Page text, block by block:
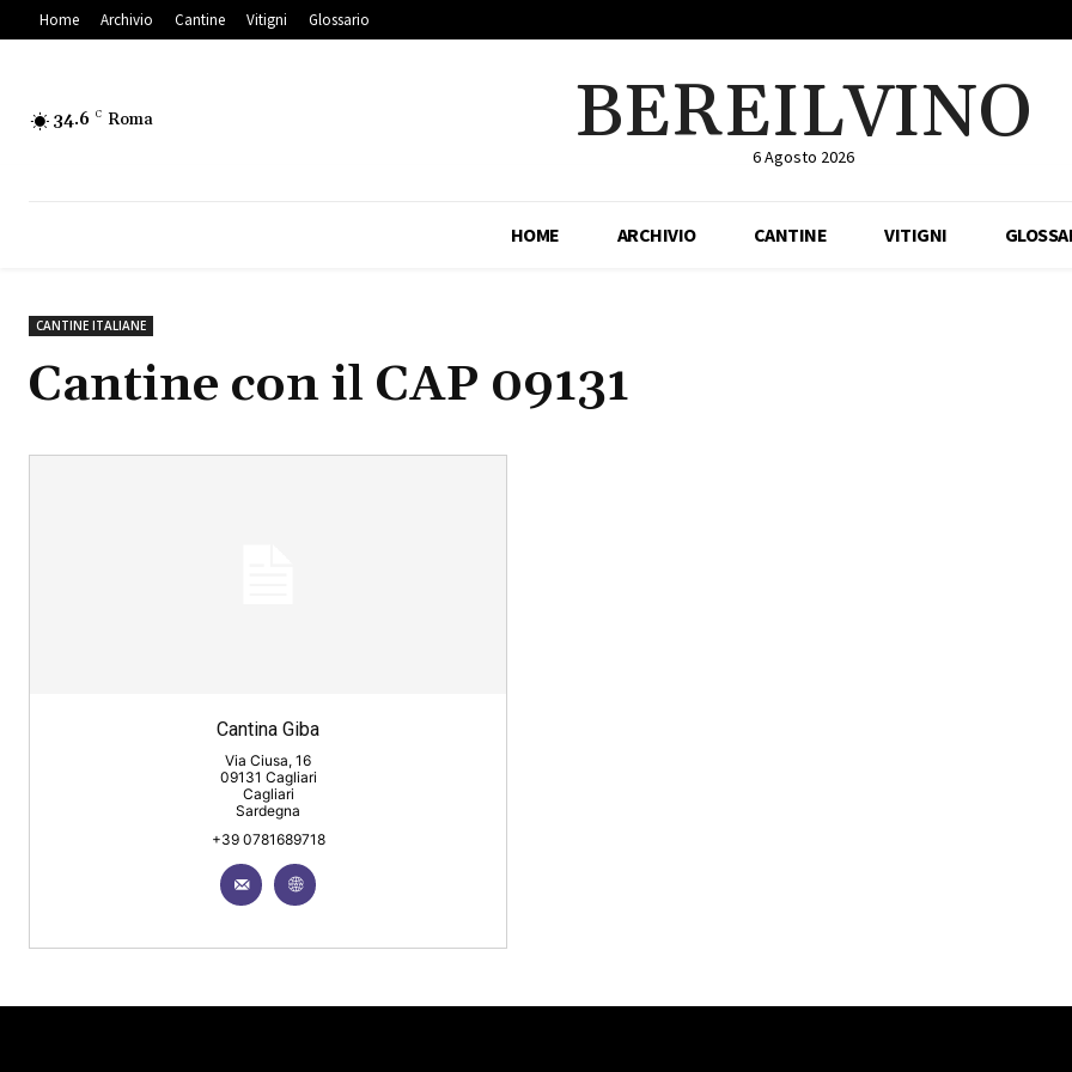
Home Archivio Cantine Vitigni Glossario
34.6 C Roma BEREILVINO
6 Agosto 2026
HOME ARCHIVIO CANTINE VITIGNI
CANTINE ITALIANE
Cantine con il CAP 09131
Cantina Giba
Via Ciusa, 16
09131 Cagliari
Cagliari
Sardegna
+39 0781689718